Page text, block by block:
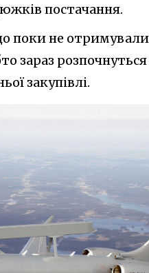
постачання.
поки не
зараз
закупівлі.